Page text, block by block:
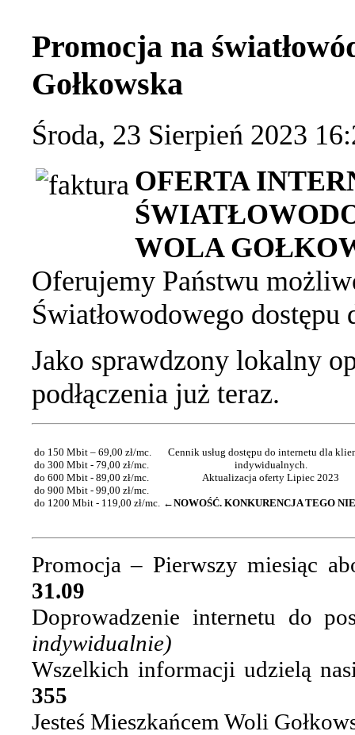
Promocja na
Gołkowska
Środa, 23 Sierpień 2023
OFERTA
WOLA
Oferujemy Państwu
Światłowodowego dostępu
Jako sprawdzony lokalny
podłączenia już teraz.
do 150 Mbit – 69,00 zł/mc.
do 300 Mbit - 79,00 zł/mc.
do 600 Mbit - 89,00 zł/mc.
do 900 Mbit - 99,00 zł/mc.
do 1200 Mbit - 119,00 zł/mc.
Cennik usług dostępu do internetu dla
indywidualnych.
Aktualizacja oferty Lipiec 2023
←NOWOŚĆ. KONKURENCJA TEGO
Promocja – Pierwszy miesiąc
31.09
Doprowadzenie internetu do
indywidualnie)
Wszelkich informacji udzielą
355
Jesteś Mieszkańcem Woli